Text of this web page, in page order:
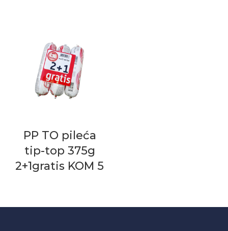
PP TO pileća
tip-top 375g
2+1gratis KOM 5